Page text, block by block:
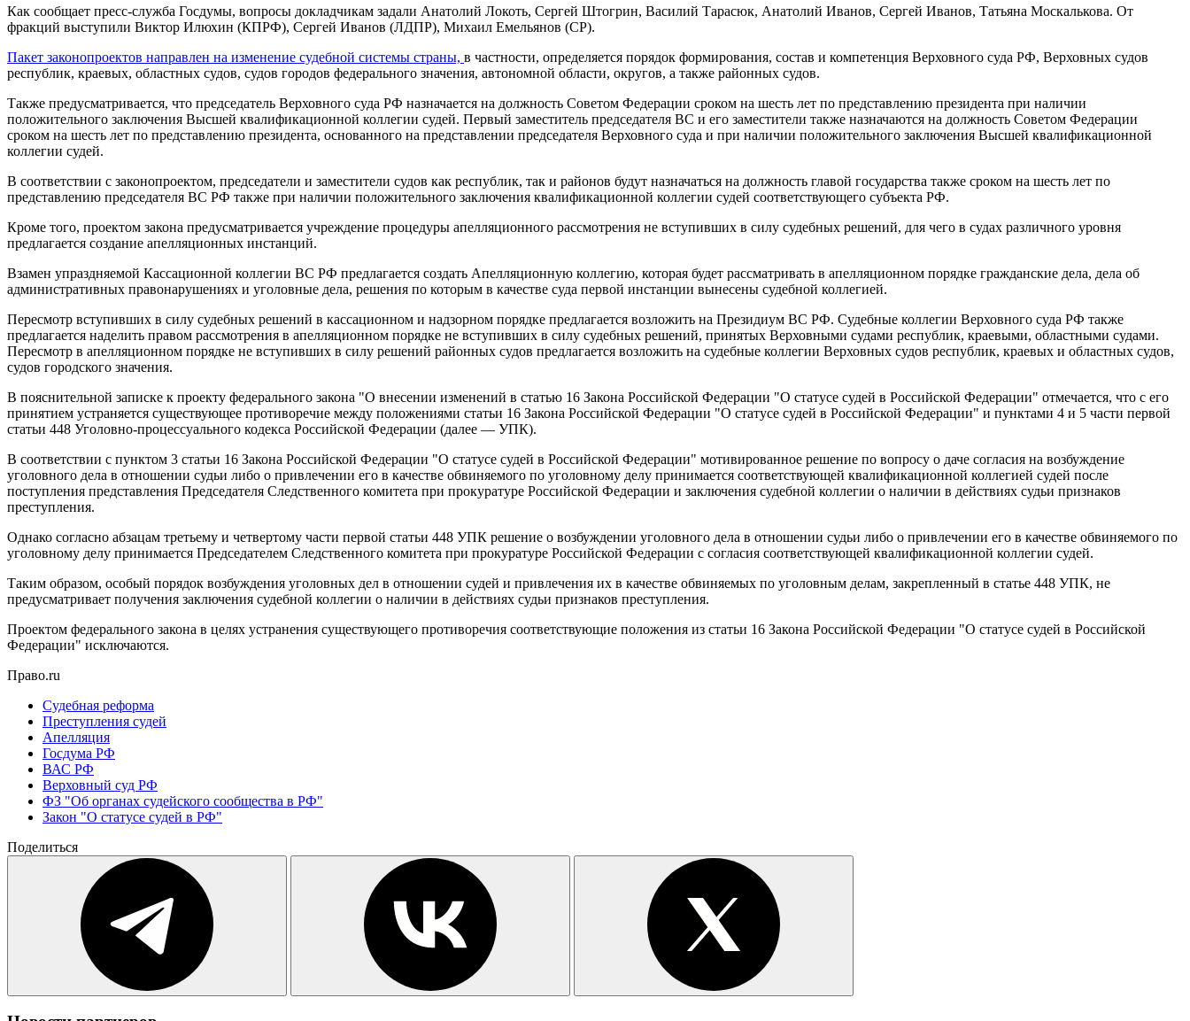
Как сообщает пресс-служба Госдумы, вопросы докладчикам задали Анатолий Локоть, Сергей Штогрин, Василий Тарасюк, Анатолий Иванов, Сергей Иванов, Татьяна Москалькова. От
фракций выступили Виктор Илюхин (КПРФ), Сергей Иванов (ЛДПР), Михаил Емельянов (СР).
Пакет законопроектов направлен на изменение судебной системы страны, в частности, определяется порядок формирования, состав и компетенция Верховного суда РФ, Верховных судов
республик, краевых, областных судов, судов городов федерального значения, автономной области, округов, а также районных судов.
Также предусматривается, что председатель Верховного суда РФ назначается на должность Советом Федерации сроком на шесть лет по представлению президента при наличии
положительного заключения Высшей квалификационной коллегии судей. Первый заместитель председателя ВС и его заместители также назначаются на должность Советом Федерации
сроком на шесть лет по представлению президента, основанного на представлении председателя Верховного суда и при наличии положительного заключения Высшей квалификационной
коллегии судей.
В соответствии с законопроектом, председатели и заместители судов как республик, так и районов будут назначаться на должность главой государства также сроком на шесть лет по
представлению председателя ВС РФ также при наличии положительного заключения квалификационной коллегии судей соответствующего субъекта РФ.
Кроме того, проектом закона предусматривается учреждение процедуры апелляционного рассмотрения не вступивших в силу судебных решений, для чего в судах различного уровня
предлагается создание апелляционных инстанций.
Взамен упраздняемой Кассационной коллегии ВС РФ предлагается создать Апелляционную коллегию, которая будет рассматривать в апелляционном порядке гражданские дела, дела об
административных правонарушениях и уголовные дела, решения по которым в качестве суда первой инстанции вынесены судебной коллегией.
Пересмотр вступивших в силу судебных решений в кассационном и надзорном порядке предлагается возложить на Президиум ВС РФ. Судебные коллегии Верховного суда РФ также
предлагается наделить правом рассмотрения в апелляционном порядке не вступивших в силу судебных решений, принятых Верховными судами республик, краевыми, областными судами.
Пересмотр в апелляционном порядке не вступивших в силу решений районных судов предлагается возложить на судебные коллегии Верховных судов республик, краевых и областных судов,
судов городского значения.
В пояснительной записке к проекту федерального закона "О внесении изменений в статью 16 Закона Российской Федерации "О статусе судей в Российской Федерации" отмечается, что с его
принятием устраняется существующее противоречие между положениями статьи 16 Закона Российской Федерации "О статусе судей в Российской Федерации" и пунктами 4 и 5 части первой
статьи 448 Уголовно-процессуального кодекса Российской Федерации (далее — УПК).
В соответствии с пунктом 3 статьи 16 Закона Российской Федерации "О статусе судей в Российской Федерации" мотивированное решение по вопросу о даче согласия на возбуждение
уголовного дела в отношении судьи либо о привлечении его в качестве обвиняемого по уголовному делу принимается соответствующей квалификационной коллегией судей после
поступления представления Председателя Следственного комитета при прокуратуре Российской Федерации и заключения судебной коллегии о наличии в действиях судьи признаков
преступления.
Однако согласно абзацам третьему и четвертому части первой статьи 448 УПК решение о возбуждении уголовного дела в отношении судьи либо о привлечении его в качестве обвиняемого по
уголовному делу принимается Председателем Следственного комитета при прокуратуре Российской Федерации с согласия соответствующей квалификационной коллегии судей.
Таким образом, особый порядок возбуждения уголовных дел в отношении судей и привлечения их в качестве обвиняемых по уголовным делам, закрепленный в статье 448 УПК, не
предусматривает получения заключения судебной коллегии о наличии в действиях судьи признаков преступления.
Проектом федерального закона в целях устранения существующего противоречия соответствующие положения из статьи 16 Закона Российской Федерации "О статусе судей в Российской
Федерации" исключаются.
Право.ru
Судебная реформа
Преступления судей
Апелляция
Госдума РФ
ВАС РФ
Верховный суд РФ
ФЗ "Об органах судейского сообщества в РФ"
Закон "О статусе судей в РФ"
Поделиться